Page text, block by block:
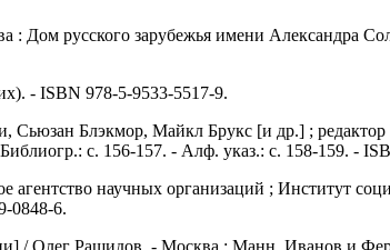
Дом русского зарубежья имени Александра
- ISBN 978-5-9533-5517-9.
Сьюзан Блэкмор, Майкл Брукс [и др.] ;
с. 156-157. - Алф. указ.: с. 158-159. -
агентство научных организаций ; Институт
0848-6.
/ Олег Рашидов. - Москва : Манн, Иванов и